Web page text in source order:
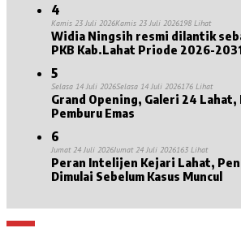
4
Kamis 23 Juli 2026Kamis 23 Juli 2026198 Lihat
Widia Ningsih resmi dilantik
PKB Kab.Lahat Priode 2026-
5
Selasa 14 Juli 2026Selasa 14 Juli 2026176 Lihat
Grand Opening, Galeri 24 Lahat,
Pemburu Emas
6
Jumat 24 Juli 2026Jumat 24 Juli 2026163 Lihat
Peran Intelijen Kejari Lahat,
Dimulai Sebelum Kasus Muncul